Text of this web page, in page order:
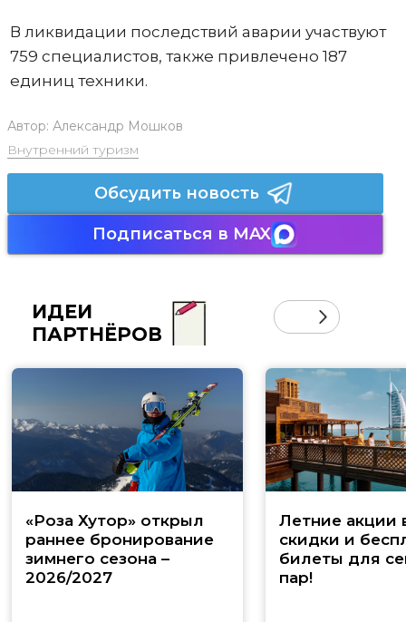
В ликвидации последствий аварии участвуют
759 специалистов, также привлечено 187
единиц техники.
Автор: Александр Мошков
Внутренний туризм
Обсудить новость
Подписаться в MAX
ИДЕИ
ПАРТНЁРОВ
«Роза Хутор» открыл
раннее бронирование
зимнего сезона –
2026/2027
Летние акции
скидки и
билеты для
пар!